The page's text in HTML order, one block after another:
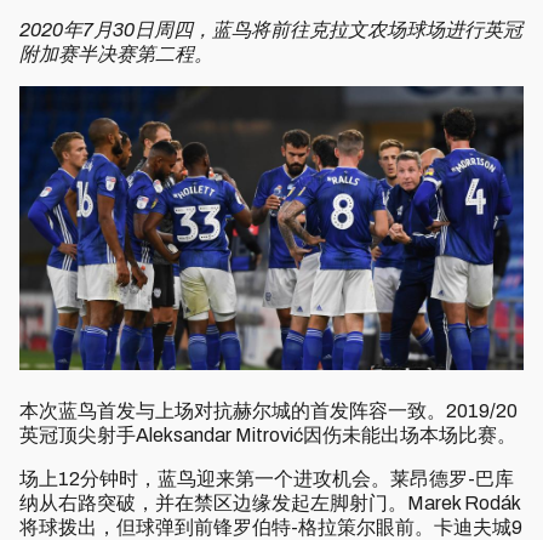
2020年7月30日周四，蓝鸟将前往克拉文农场球场进行英冠
附加赛半决赛第二程。
本次蓝鸟首发与上场对抗赫尔城的首发阵容一致。2019/20
英冠顶尖射手Aleksandar Mitrović因伤未能出场本场比赛。
场上12分钟时，蓝鸟迎来第一个进攻机会。莱昂德罗-巴库
纳从右路突破，并在禁区边缘发起左脚射门。Marek Rodák
将球拨出，但球弹到前锋罗伯特-格拉策尔眼前。卡迪夫城9